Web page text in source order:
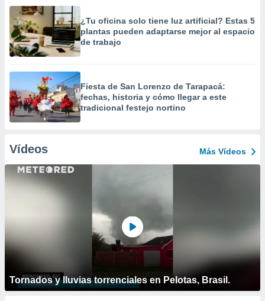
¿Tu oficina solo tiene luz artificial? Estas 5
plantas pueden adaptarse mejor al espacio
de trabajo
Fiesta de San Lorenzo de Tarapacá:
fechas, historia y cómo llegar a este
tradicional festejo nortino
Vídeos Más Vídeos
Tornados y lluvias torrenciales en Pelotas, Brasil.